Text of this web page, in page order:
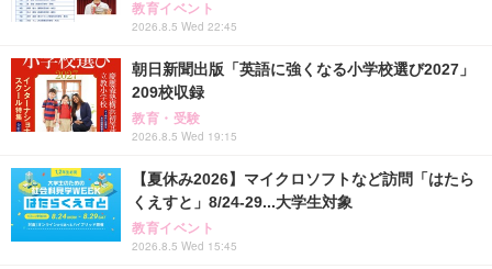
教育イベント
2026.8.5 Wed 22:45
朝日新聞出版「英語に強くなる小学校選び2027」
209校収録
教育・受験
2026.8.5 Wed 19:15
【夏休み2026】マイクロソフトなど訪問「はたら
くえすと」8/24-29...大学生対象
教育イベント
2026.8.5 Wed 15:45